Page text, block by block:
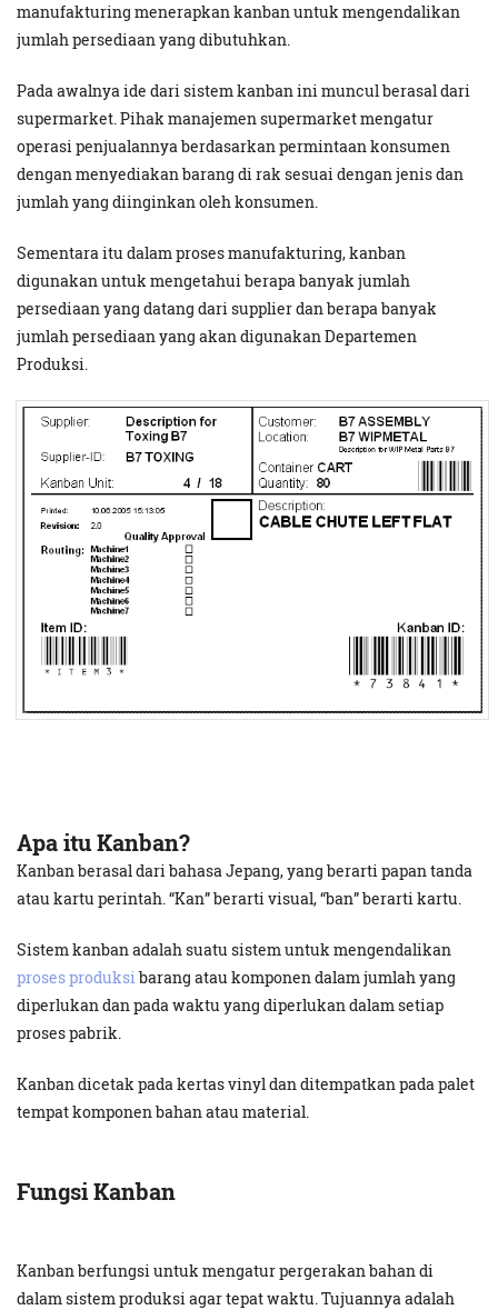
manufakturing menerapkan kanban untuk mengendalikan
jumlah persediaan yang dibutuhkan.
Pada awalnya ide dari sistem kanban ini muncul berasal dari
supermarket. Pihak manajemen supermarket mengatur
operasi penjualannya berdasarkan permintaan konsumen
dengan menyediakan barang di rak sesuai dengan jenis dan
jumlah yang diinginkan oleh konsumen.
Sementara itu dalam proses manufakturing, kanban
digunakan untuk mengetahui berapa banyak jumlah
persediaan yang datang dari supplier dan berapa banyak
jumlah persediaan yang akan digunakan Departemen
Produksi.
Apa itu Kanban?
Kanban berasal dari bahasa Jepang, yang berarti papan tanda
atau kartu perintah. “Kan” berarti visual, “ban” berarti kartu.
Sistem kanban adalah suatu sistem untuk mengendalikan
proses produksi barang atau komponen dalam jumlah yang
diperlukan dan pada waktu yang diperlukan dalam setiap
proses pabrik.
Kanban dicetak pada kertas vinyl dan ditempatkan pada palet
tempat komponen bahan atau material.
Fungsi Kanban
Kanban berfungsi untuk mengatur pergerakan bahan di
dalam sistem produksi agar tepat waktu. Tujuannya adalah